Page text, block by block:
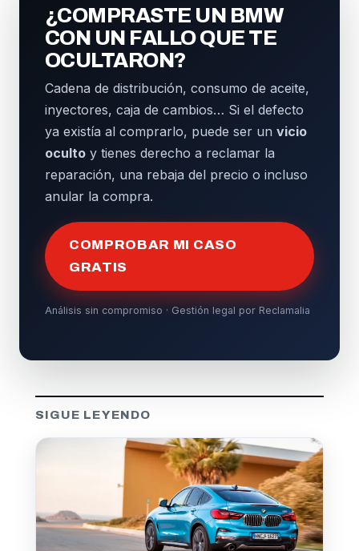
¿COMPRASTE UN BMW
CON UN FALLO QUE TE
OCULTARON?
Cadena de distribución, consumo de aceite,
inyectores, caja de cambios… Si el defecto
ya existía al comprarlo, puede ser un vicio
oculto y tienes derecho a reclamar la
reparación, una rebaja del precio o incluso
anular la compra.
COMPROBAR MI CASO
GRATIS
Análisis sin compromiso · Gestión legal por Reclamalia
SIGUE LEYENDO